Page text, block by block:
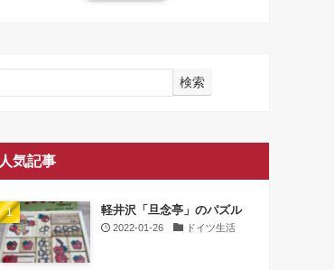
検索
人気記事
軽井沢「旦念亭」のパズル
2022-01-26 ドイツ生活